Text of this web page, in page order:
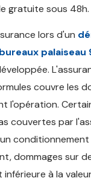
gratuite sous 48h.
lors d'un
palaiseau
couvre les
l'opération.
couvertes par
dommages sur
à la